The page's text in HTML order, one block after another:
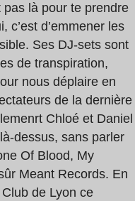
pas là pour te prendre
c’est d’emmener les
Ses DJ-sets sont
de transpiration,
nous déplaire en
de la dernière
Chloé et Daniel
dessus, sans parler
Of Blood, My
Meant Records. En
de Lyon ce